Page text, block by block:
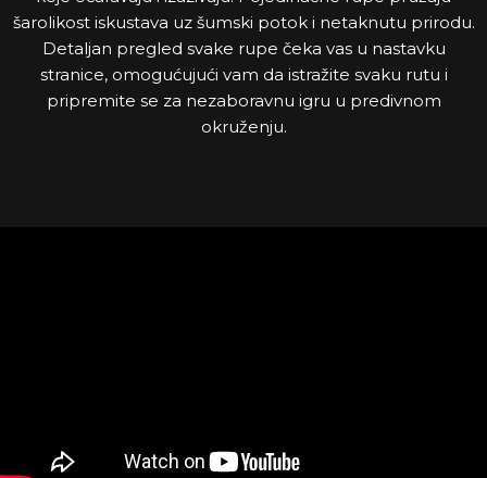
šarolikost iskustava uz šumski potok i netaknutu prirodu.
Detaljan pregled svake rupe čeka vas u nastavku
stranice, omogućujući vam da istražite svaku rutu i
pripremite se za nezaboravnu igru u predivnom
okruženju.